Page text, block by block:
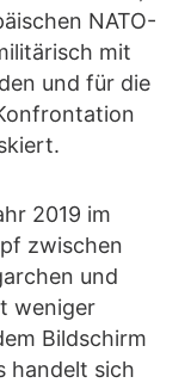
NATO-
mit
und für die
2019 im
zwischen
und
weniger
Bildschirm
handelt sich